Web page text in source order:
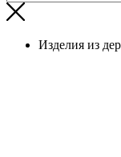
Изделия из